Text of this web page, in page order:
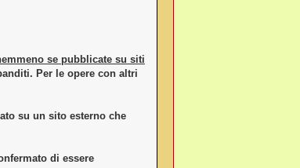
se pubblicate su siti
Per le opere con altri
su un sito esterno che
di essere